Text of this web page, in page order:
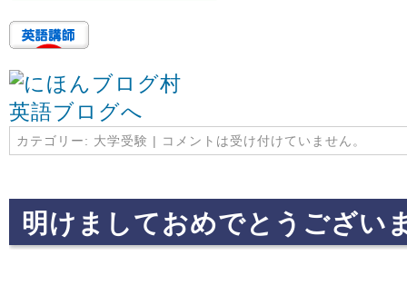
カテゴリー: 大学受験 | コメントは受け付けていません。
明けましておめでとうござい